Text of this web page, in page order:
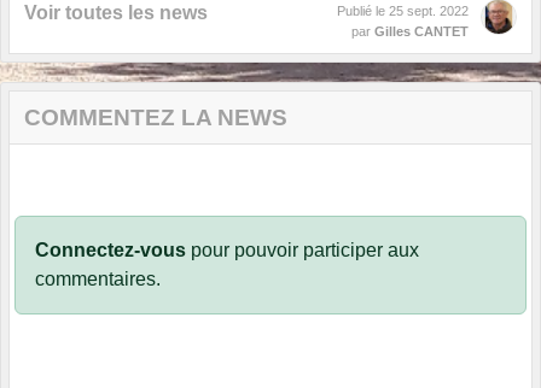
Voir toutes les news Publié le 25 sept. 2022
par Gilles CANTET
COMMENTEZ LA NEWS
Connectez-vous pour pouvoir participer aux
commentaires.